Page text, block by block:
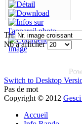
Tri
Nb à afficher
Switch to Desktop
Pas de mot
Copyright © 2012
Accueil